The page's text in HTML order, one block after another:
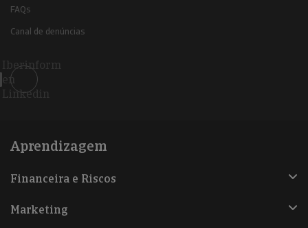
FAQs
Canal de denúncias
Iberinform
en
Linkedin
Aprendizagem
Financeira e Riscos
Marketing